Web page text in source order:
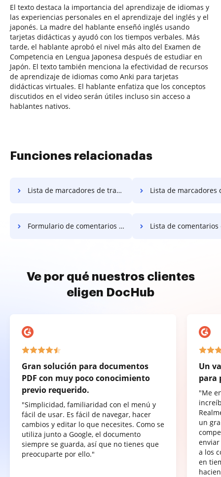
El texto destaca la importancia del aprendizaje de idiomas y
las experiencias personales en el aprendizaje del inglés y el
japonés. La madre del hablante enseñó inglés usando
tarjetas didácticas y ayudó con los tiempos verbales. Más
tarde, el hablante aprobó el nivel más alto del Examen de
Competencia en Lengua Japonesa después de estudiar en
Japón. El texto también menciona la efectividad de recursos
de aprendizaje de idiomas como Anki para tarjetas
didácticas virtuales. El hablante enfatiza que los conceptos
discutidos en el video serán útiles incluso sin acceso a
hablantes nativos.
Funciones relacionadas
Lista de marcadores de transcripción Lista de marcadores
Formulario de comentarios de lista Lista de comentarios
Ve por qué nuestros clientes
eligen DocHub
Gran solución para documentos
PDF con muy poco conocimiento
previo requerido.
"Simplicidad, familiaridad con el menú y
fácil de usar. Es fácil de navegar, hacer
cambios y editar lo que necesites. Como se
utiliza junto a Google, el documento
siempre se guarda, así que no tienes que
preocuparte por ello."
Un
para
"Me
un
a los
en